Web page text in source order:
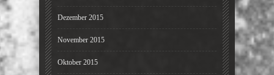
Dezember 2015
November 2015
Oktober 2015